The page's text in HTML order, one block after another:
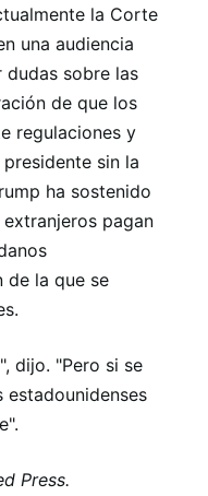
la Corte
una audiencia
dudas sobre las
de que los
regulaciones y
sin la
ha sostenido
pagan
de la que se
dijo. "Pero si se
Press.